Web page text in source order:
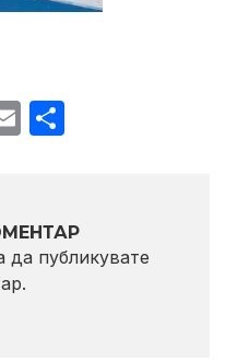
Email
да публикувате